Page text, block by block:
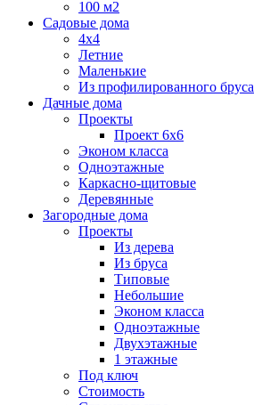
100 м2
Садовые дома
4х4
Летние
Маленькие
Из профилированного бруса
Дачные дома
Проекты
Проект 6х6
Эконом класса
Одноэтажные
Каркасно-щитовые
Деревянные
Загородные дома
Проекты
Из дерева
Из бруса
Типовые
Небольшие
Эконом класса
Одноэтажные
Двухэтажные
1 этажные
Под ключ
Стоимость